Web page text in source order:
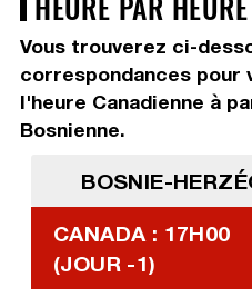
Vous trouverez ci-
correspondances pour
l'heure Canadienne à
Bosnienne.
BOSNIE-
CANADA : 17H00
(JOUR -1)